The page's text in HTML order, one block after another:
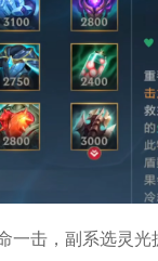
一击，副系选灵